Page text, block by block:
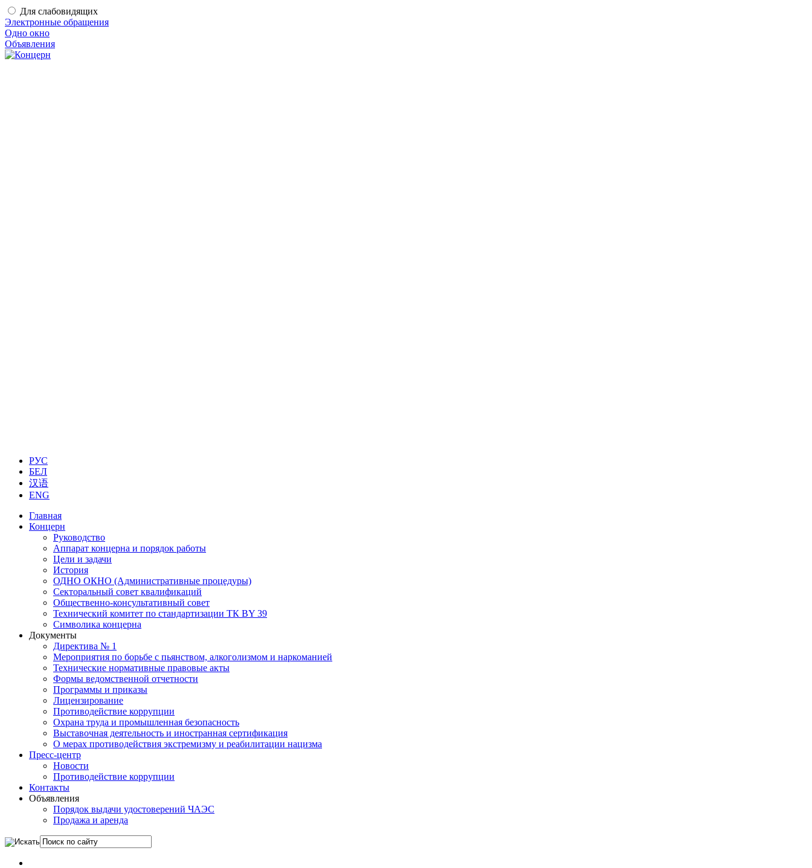
Для слабовидящих
Электронные обращения
Одно окно
Объявления
РУС
БЕЛ
汉语
ENG
Главная
Концерн
Руководство
Аппарат концерна и порядок работы
Цели и задачи
История
ОДНО ОКНО (Административные процедуры)
Секторальный совет квалификаций
Общественно-консультативный совет
Технический комитет по стандартизации ТК BY 39
Символика концерна
Документы
Директива № 1
Мероприятия по борьбе с пьянством, алкоголизмом и наркоманией
Технические нормативные правовые акты
Формы ведомственной отчетности
Программы и приказы
Лицензирование
Противодействие коррупции
Охрана труда и промышленная безопасность
Выставочная деятельность и иностранная сертификация
О мерах противодействия экстремизму и реабилитации нацизма
Пресс-центр
Новости
Противодействие коррупции
Контакты
Объявления
Порядок выдачи удостоверений ЧАЭС
Продажа и аренда